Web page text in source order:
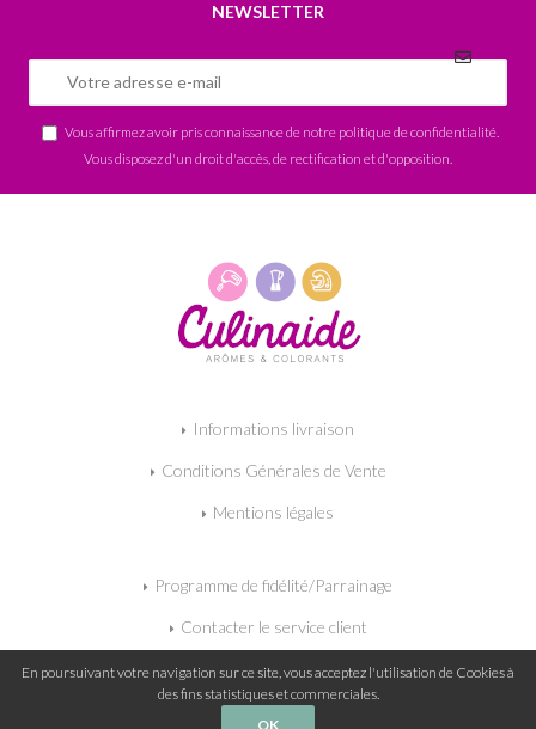
NEWSLETTER
Vous affirmez avoir pris connaissance de notre politique de confidentialité
Vous disposez d'un droit d'accès, de rectification et d'opposition.
Informations livraison
Conditions Générales de Vente
Mentions légales
Programme de fidélité/Parrainage
Contacter le service client
Mon panier
En poursuivant votre navigation sur ce site, vous acceptez l'utilisation de Cookies à
des fins statistiques et commerciales.
OK